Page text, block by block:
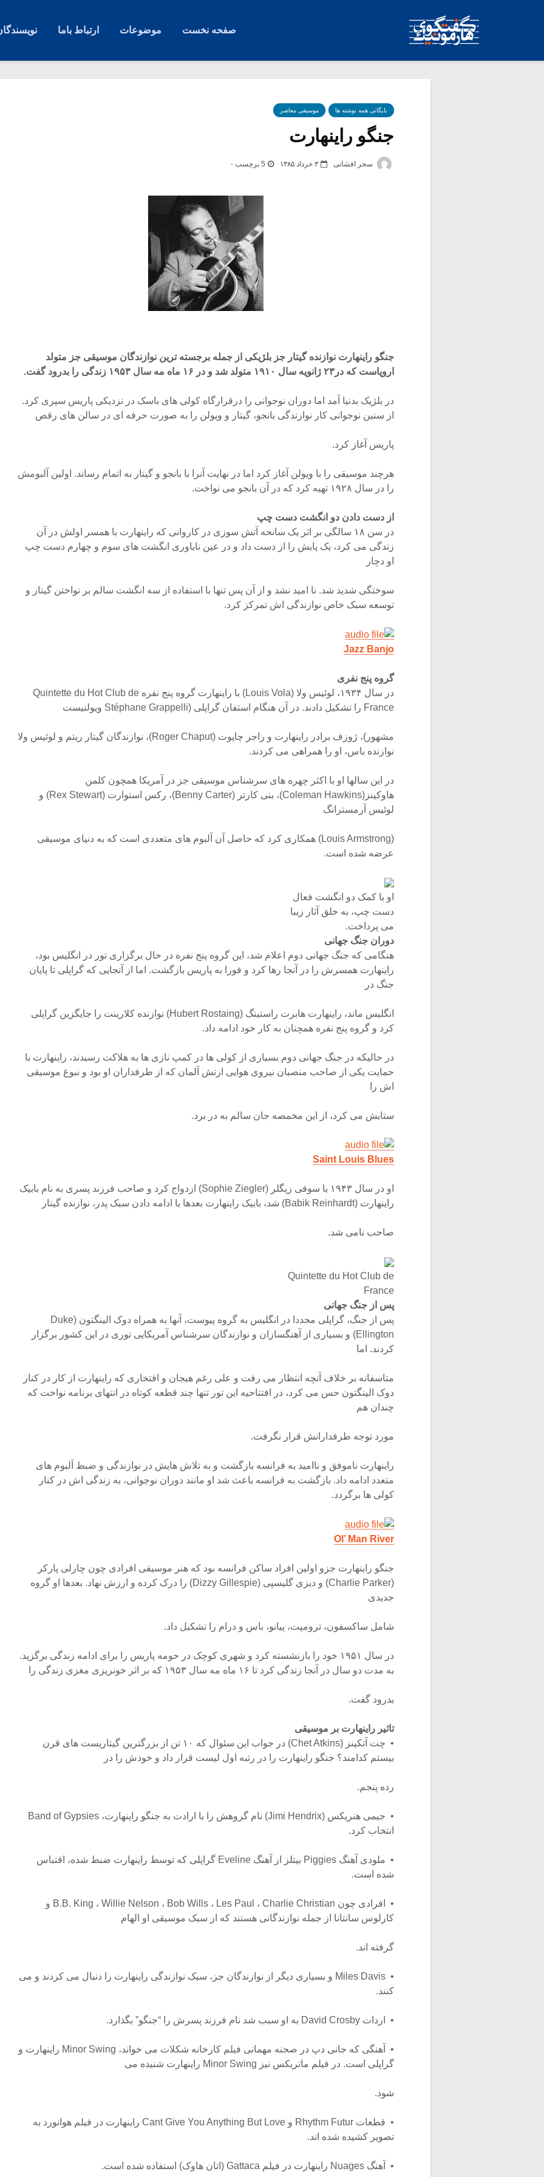
صفحه نخست موضوعات ارتباط باما
بایگانی همه نوشته ها موسیقی معاصر
جنگو راینهارت
سحر افشانی ۳ خرداد ۱۳۸۵ 5 برچسب -
جنگو راینهارت نوازنده گیتار جز بلژیکی از جمله برجسته ترین نوازندگان موسیقی جز متولد
اروپاست که در۲۳ ژانویه سال ۱۹۱۰ متولد شد و در ۱۶ ماه مه سال ۱۹۵۳ زندگی را بدرود گفت.
در بلژیک بدنیا آمد اما دوران نوجوانی را درقرارگاه کولی های باسک در نزدیکی پاریس سپری کرد.
از سنین نوجوانی کار نوازندگی بانجو، گیتار و ویولن را به صورت حرفه ای در سالن های رقص
پاریس آغاز کرد.
هرچند موسیقی را با ویولن آغاز کرد اما در نهایت آنرا با بانجو و گیتار به اتمام رساند. اولین آلبومش
را در سال ۱۹۲۸ تهیه کرد که در آن بانجو می نواخت.
از دست دادن دو انگشت دست چپ
در سن ۱۸ سالگی بر اثر یک سانحه آتش سوزی در کاروانی که راینهارت با همسر اولش در آن
زندگی می کرد، یک پایش را از دست داد و در عین ناباوری انگشت های سوم و چهارم دست چپ
او دچار
سوختگی شدید شد. نا امید نشد و از آن پس تنها با استفاده از سه انگشت سالم بر نواختن گیتار و
توسعه سبک خاص نوازندگی اش تمرکز کرد.
Jazz Banjo
گروه پنج نفری
در سال ۱۹۳۴، لوئیس ولا (Louis Vola) با راینهارت گروه پنج نفره Quintette du Hot Club de
France را تشکیل دادند. در آن هنگام استفان گراپلی (Stéphane Grappelli ویولنیست
مشهور)، ژوزف برادر راینهارت و راجر چاپوت (Roger Chaput)، نوازندگان گیتار ریتم و لوئیس ولا
نوازنده باس، او را همراهی می کردند.
در این سالها او با اکثر چهره های سرشناس موسیقی جز در آمریکا همچون کلمن
هاوکینز(Coleman Hawkins)، بنی کارتر (Benny Carter)، رکس استوارت (Rex Stewart) و
لوئیس آرمسترانگ
(Louis Armstrong) همکاری کرد که حاصل آن آلبوم های متعددی است که به دنیای موسیقی
عرضه شده است.
او با کمک دو انگشت فعال
دست چپ، به خلق آثار زیبا
می پرداخت.
دوران جنگ جهانی
هنگامی که جنگ جهانی دوم اعلام شد، این گروه پنج نفره در حال برگزاری تور در انگلیس بود،
راینهارت همسرش را در آنجا رها کرد و فورا به پاریس بازگشت. اما از آنجایی که گراپلی تا پایان
جنگ در
انگلیس ماند، راینهارت هابرت راستینگ (Hubert Rostaing) نوازنده کلارینت را جایگزین گراپلی
کرد و گروه پنج نفره همچنان به کار خود ادامه داد.
در حالیکه در جنگ جهانی دوم بسیاری از کولی ها در کمپ نازی ها به هلاکت رسیدند، راینهارت با
حمایت یکی از صاحب منصبان نیروی هوایی ارتش آلمان که از طرفداران او بود و نبوغ موسیقی
اش را
ستایش می کرد، از این مخمصه جان سالم به در برد.
Saint Louis Blues
او در سال ۱۹۴۳ با سوفی زیگلر (Sophie Ziegler) ازدواج کرد و صاحب فرزند پسری به نام بابیک
راینهارت (Babik Reinhardt) شد، بابیک راینهارت بعدها با ادامه دادن سبک پدر، نوازنده گیتار
صاحب نامی شد.
Quintette du Hot Club de
France
پس از جنگ جهانی
پس از جنگ، گراپلی مجددا در انگلیس به گروه پیوست، آنها به همراه دوک الینگتون (Duke
Ellington) و بسیاری از آهنگسازان و نوازندگان سرشناس آمریکایی توری در این کشور برگزار
کردند. اما
متاسفانه بر خلاف آنچه انتظار می رفت و علی رغم هیجان و افتخاری که راینهارت از کار در کنار
دوک الینگتون حس می کرد، در افتتاحیه این تور تنها چند قطعه کوتاه در انتهای برنامه نواخت که
چندان هم
مورد توجه طرفدارانش قرار نگرفت.
راینهارت ناموفق و ناامید به فرانسه بازگشت و به تلاش هایش در نوازندگی و ضبط آلبوم های
متعدد ادامه داد. بازگشت به فرانسه باعث شد او مانند دوران نوجوانی، به زندگی اش در کنار
کولی ها برگردد.
Ol’ Man River
جنگو راینهارت جزو اولین افراد ساکن فرانسه بود که هنر موسیقی افرادی چون چارلی پارکر
(Charlie Parker) و دیزی گلیسپی (Dizzy Gillespie) را درک کرده و ارزش نهاد. بعدها او گروه
جدیدی
شامل ساکسفون، ترومپت، پیانو، باس و درام را تشکیل داد.
در سال ۱۹۵۱ خود را بازنشسته کرد و شهری کوچک در حومه پاریس را برای ادامه زندگی برگزید.
به مدت دو سال در آنجا زندگی کرد تا ۱۶ ماه مه سال ۱۹۵۳ که بر اثر خونریزی مغزی زندگی را
بدرود گفت.
تاثیر راینهارت بر موسیقی
• چت آتکینز (Chet Atkins) در جواب این سئوال که ۱۰ تن از بزرگترین گیتاریست های قرن
بیستم کدامند؟ جنگو راینهارت را در رتبه اول لیست قرار داد و خودش را در
رده پنجم.
• جیمی هنریکس (Jimi Hendrix) نام گروهش را با ارادت به جنگو راینهارت، Band of Gypsies
انتخاب کرد.
• ملودی آهنگ Piggies بیتلز از آهنگ Eveline گراپلی که توسط راینهارت ضبط شده، اقتباس
شده است.
• افرادی چون B.B. King ، Willie Nelson ، Bob Wills ، Les Paul ، Charlie Christian و
کارلوس سانتانا از جمله نوازندگانی هستند که از سبک موسیقی او الهام
گرفته اند.
• Miles Davis و بسیاری دیگر از نوازندگان جز، سبک نوازندگی راینهارت را دنبال می کردند و می
کنند.
• اردات David Crosby به او سبب شد نام فرزند پسرش را “جنگو” بگذارد.
• آهنگی که جانی دپ در صحنه مهمانی فیلم کارخانه شکلات می خواند، Minor Swing راینهارت و
گراپلی است. در فیلم ماتریکس نیز Minor Swing راینهارت شنیده می
شود.
• قطعات Rhythm Futur و Cant Give You Anything But Love راینهارت در فیلم هوانورد به
تصویر کشیده شده اند.
• آهنگ Nuages راینهارت در فیلم Gattaca (اتان هاوک) استفاده شده است.